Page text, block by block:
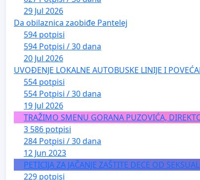
29 Jul 2026
Da obilaznica zaobiđe Pantelej
594 potpisi
594 Potpisi / 30 dana
20 Jul 2026
UVOĐENJE LOKALNE AUTOBUSKE LINIJE I
554 potpisi
554 Potpisi / 30 dana
19 Jul 2026
TRAŽIMO SMENU GORANA PUZOVIĆA,
3 586 potpisi
284 Potpisi / 30 dana
12 Jun 2023
PETICIJA ZA JAČANJE ZAŠTITE DECE OD
229 potpisi